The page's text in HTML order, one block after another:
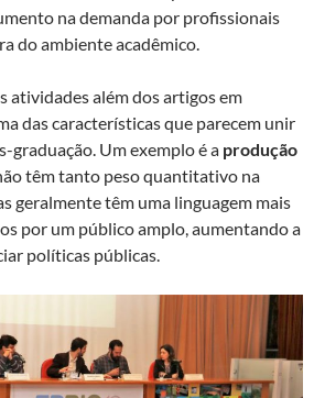
na demanda por profissionais
do ambiente acadêmico.
atividades além dos artigos em
das características que parecem unir
graduação. Um exemplo é a produção
têm tanto peso quantitativo na
geralmente têm uma linguagem mais
por um público amplo, aumentando a
políticas públicas.